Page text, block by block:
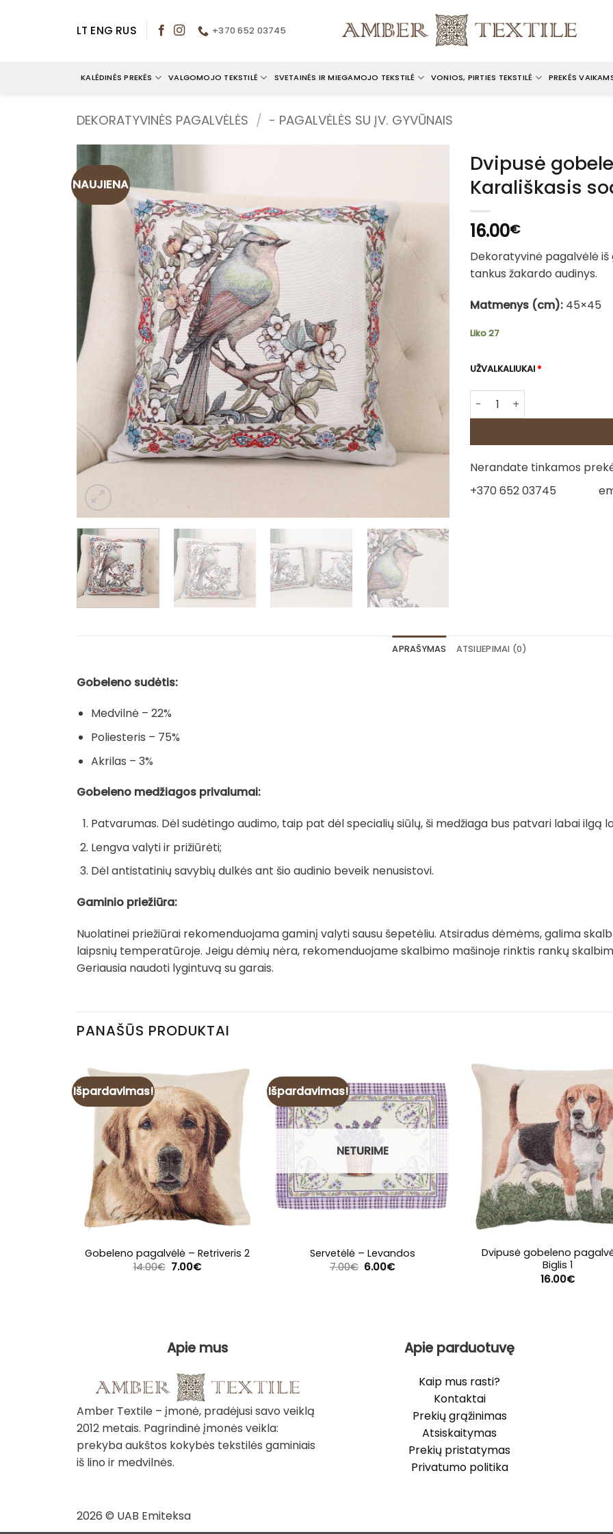
LT ENG RUS +370 652 03745
KALĖDINĖS PREKĖS VALGOMOJO TEKSTILĖ SVETAINĖS IR MIEGAMOJO TEKSTILĖ VONIOS, PIRTIES TEKSTILĖ PREKĖS
DEKORATYVINĖS PAGALVĖLĖS / - PAGALVĖLĖS SU ĮV. GYVŪNAIS
NAUJIENA
Dvipusė
Karališkasis
16.00€
Dekoratyvinė pagalvėlė
tankus žakardo audinys.
Matmenys (cm): 45×45
Liko 27
UŽVALKALIUKAI*
produkto kiekis: Dvipusė
Nerandate tinkamos
+370 652 03745
APRAŠYMAS ATSILIEPIMAI (0)
Gobeleno sudėtis:
Medvilnė – 22%
Poliesteris – 75%
Akrilas – 3%
Gobeleno medžiagos privalumai:
Patvarumas. Dėl sudėtingo audimo, taip pat dėl specialių siūlų, ši medžiaga bus patvari labai ilgą
Lengva valyti ir prižiūrėti;
Dėl antistatinių savybių dulkės ant šio audinio beveik nenusistovi.
Gaminio priežiūra:
Nuolatinei priežiūrai rekomenduojama gaminį valyti sausu šepetėliu. Atsiradus dėmėms, galima
laipsnių temperatūroje. Jeigu dėmių nėra, rekomenduojame skalbimo mašinoje rinktis rankų
Geriausia naudoti lygintuvą su garais.
PANAŠŪS PRODUKTAI
Išpardavimas!
Gobeleno pagalvėlė – Retriveris 2
14.00€ Original
7.00€Current
Išpardavimas!
NETURIME
Servetėlė – Levandos
7.00€ Original
6.00€Current
Dvipusė gobeleno
Biglis 1
16.00€
Apie mus
Amber Textile – įmonė, pradėjusi savo veiklą
2012 metais. Pagrindinė įmonės veikla:
prekyba aukštos kokybės tekstilės gaminiais
iš lino ir medvilnės.
Apie parduotuvę
Kaip mus rasti?
Kontaktai
Prekių grąžinimas
Atsiskaitymas
Prekių pristatymas
Privatumo politika
2026 © UAB Emiteksa